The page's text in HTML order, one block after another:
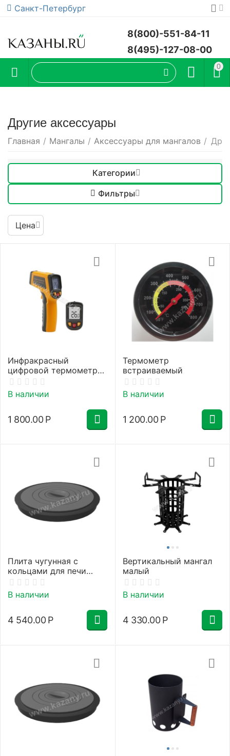
Санкт-Петербург
8(800)-551-84-11
8(495)-127-08-00
0
Другие аксессуары
Главная / Мангалы / Аксессуары для мангалов /
Категории
Фильтры
Цена
Инфракрасный
цифровой термометр
(пирометр)
В наличии
1 800.00 Р
Термометр
встраиваемый
В наличии
1 200.00 Р
Плита чугунная с
кольцами для печи
36см
В наличии
4 540.00 Р
Вертикальный мангал
малый
В наличии
4 330.00 Р